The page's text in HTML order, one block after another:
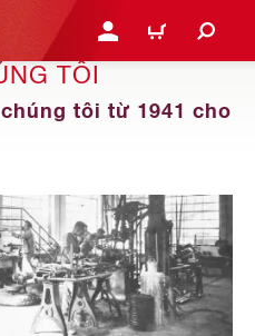
ĐĂNG NHẬP HOẶC
GIỎ HÀNG
TÔI
tôi từ 1941 cho